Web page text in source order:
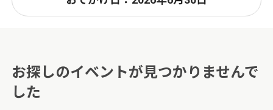
お探しのイベントが見つかりませんで
した